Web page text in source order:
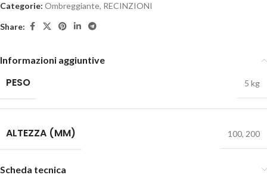
Categorie: Ombreggiante, RECINZIONI
Share:
Informazioni aggiuntive
PESO 5 kg
ALTEZZA (MM) 100, 200
Scheda tecnica